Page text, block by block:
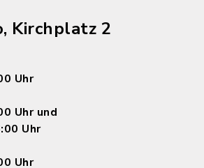
Kirchplatz 2
Uhr
Uhr und
Uhr
Uhr